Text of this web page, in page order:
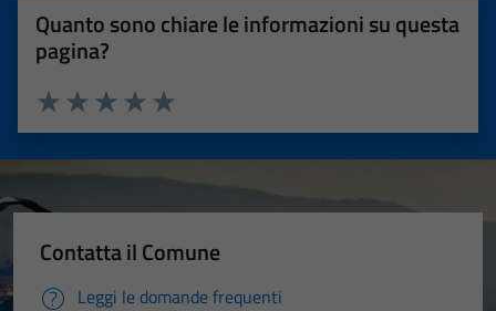
Quanto sono chiare le informazioni su questa
pagina?
Valuta 5 stelle su 5
Valuta 4 stelle su 5
Valuta 3 stelle su 5
Valuta 2 stelle su 5
Valuta 1 stelle su 5
Contatta il Comune
Leggi le domande frequenti